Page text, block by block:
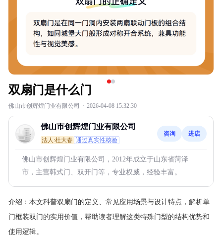
双扇门是什么门
佛山市创辉煌门业有限公司 · 2026-04-08 15:32:30
佛山市创辉煌门业有限公司
法人:杜大春 通过真实性核验
咨询 进店
佛山市创辉煌门业有限公司，2012年成立于山东省菏泽
市，主营韩式门、双开门等，专业权威，经验丰富。
介绍： 本文科普双扇门的定义、常见应用场景与设计特点，解析单
门框装双门的实用价值，帮助读者理解这类特殊门型的结构优势和
使用逻辑。